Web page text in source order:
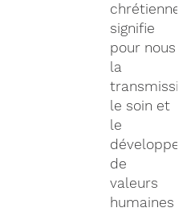
chrétienne,
signifie
pour nous
la
le soin et
le
de
valeurs
humaines